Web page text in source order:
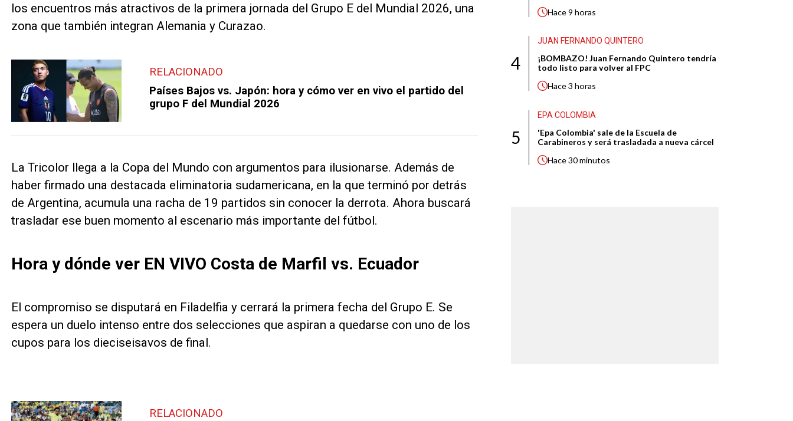
los encuentros más atractivos de la primera jornada del Grupo E del Mundial 2026, una
zona que también integran Alemania y Curazao.
RELACIONADO
Países Bajos vs. Japón: hora y cómo ver en vivo el partido del
grupo F del Mundial 2026
La Tricolor llega a la Copa del Mundo con argumentos para ilusionarse. Además de
haber firmado una destacada eliminatoria sudamericana, en la que terminó por detrás
de Argentina, acumula una racha de 19 partidos sin conocer la derrota. Ahora buscará
trasladar ese buen momento al escenario más importante del fútbol.
Hora y dónde ver EN VIVO Costa de Marfil vs. Ecuador
El compromiso se disputará en Filadelfia y cerrará la primera fecha del Grupo E. Se
espera un duelo intenso entre dos selecciones que aspiran a quedarse con uno de los
cupos para los dieciseisavos de final.
RELACIONADO
Hace9 horas
4
JUAN FERNANDO QUINTERO
¡BOMBAZO! Juan Fernando Quintero tendría
todo listo para volver al FPC
Hace3 horas
5
EPA COLOMBIA
'Epa Colombia' sale de la Escuela de
Carabineros y será trasladada a nueva cárcel
Hace30 minutos